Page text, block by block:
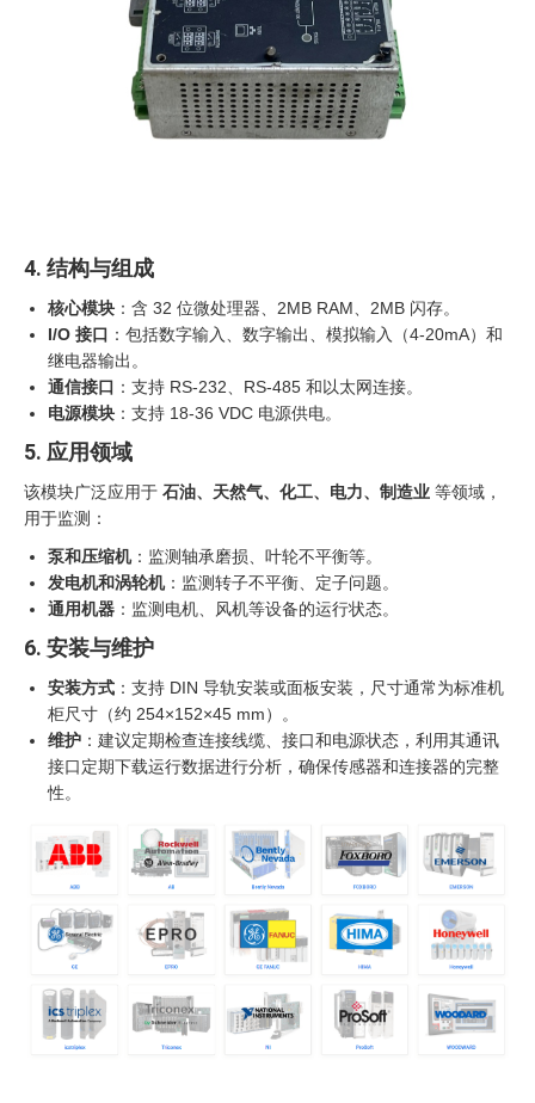
4. 结构与组成
核心模块 ：含 32 位微处理器、2MB RAM、2MB 闪存。
I/O 接口 ：包括数字输入、数字输出、模拟输入（4-20mA）和
继电器输出。
通信接口 ：支持 RS-232、RS-485 和以太网连接。
电源模块 ：支持 18-36 VDC 电源供电。
5. 应用领域
该模块广泛应用于 石油、天然气、化工、电力、制造业 等领域，
用于监测：
泵和压缩机：监测轴承磨损、叶轮不平衡等。
发电机和涡轮机：监测转子不平衡、定子问题。
通用机器 ：监测电机、风机等设备的运行状态。
6. 安装与维护
安装方式 ：支持 DIN 导轨安装或面板安装，尺寸通常为标准机
柜尺寸（约 254×152×45 mm）。
维护 ：建议定期检查连接线缆、接口和电源状态，利用其通讯
接口定期下载运行数据进行分析，确保传感器和连接器的完整
性。